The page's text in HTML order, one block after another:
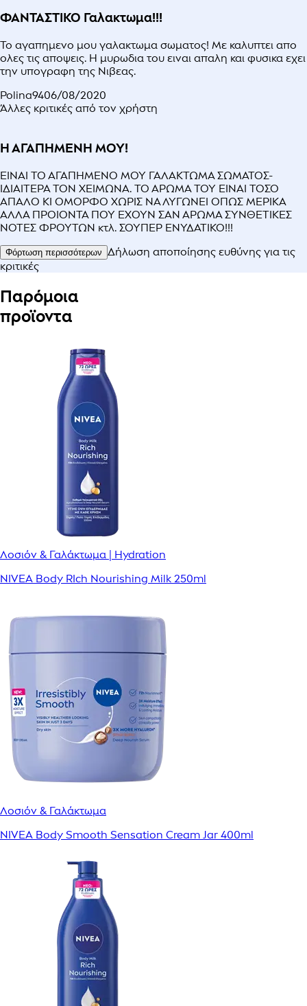
ΦΑΝΤΑΣΤΙΚΟ Γαλακτωμα!!!
Το αγαπημενο μου γαλακτωμα σωματος! Με καλυπτει απο
ολες τις αποψεις. Η μυρωδια του ειναι απαλη και φυσικα εχει
την υπογραφη της Νιβεας.
Polina9406/08/2020
Άλλες κριτικές από τον χρήστη
Η ΑΓΑΠΗΜΕΝΗ ΜΟΥ!
ΕΙΝΑΙ ΤΟ ΑΓΑΠΗΜΕΝΟ ΜΟΥ ΓΑΛΑΚΤΩΜΑ ΣΩΜΑΤΟΣ-
ΙΔΙΑΙΤΕΡΑ ΤΟΝ ΧΕΙΜΩΝΑ. ΤΟ ΑΡΩΜΑ ΤΟΥ ΕΙΝΑΙ ΤΟΣΟ
ΑΠΑΛΟ ΚΙ ΟΜΟΡΦΟ ΧΩΡΙΣ ΝΑ ΛΥΓΩΝΕΙ ΟΠΩΣ ΜΕΡΙΚΑ
ΑΛΛΑ ΠΡΟΙΟΝΤΑ ΠΟΥ ΕΧΟΥΝ ΣΑΝ ΑΡΩΜΑ ΣΥΝΘΕΤΙΚΕΣ
ΝΟΤΕΣ ΦΡΟΥΤΩΝ κτλ. ΣΟΥΠΕΡ ΕΝΥΔΑΤΙΚΟ!!!
Φόρτωση περισσότερων Δήλωση αποποίησης ευθύνης για τις
κριτικές
Παρόμοια
προϊοντα
Λοσιόν & Γαλάκτωμα | Hydration
NIVEA Body RIch Nourishing Milk 250ml
Λοσιόν & Γαλάκτωμα
NIVEA Body Smooth Sensation Cream Jar 400ml